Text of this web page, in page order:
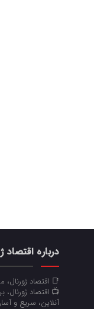
درباره اقتصاد
📑 اقتصاد
📺 اقتصاد
آنلاین، سریع و